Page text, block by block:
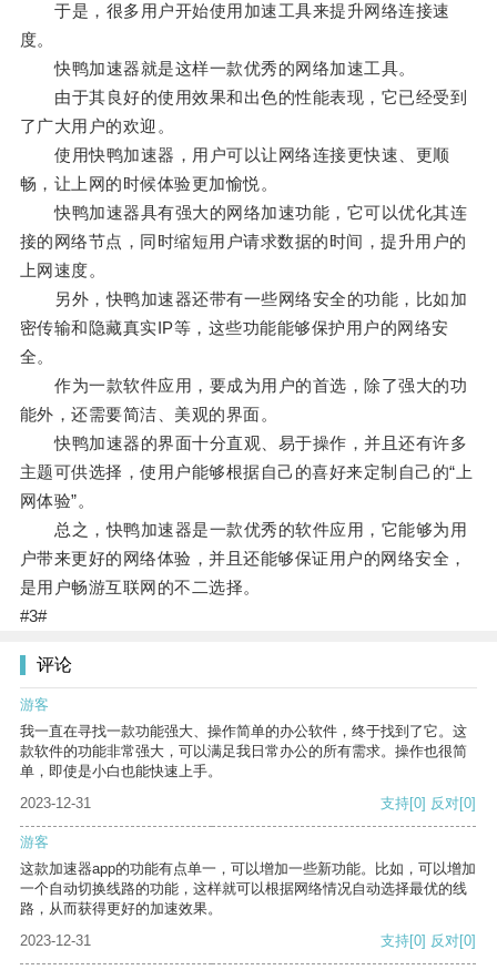
于是，很多用户开始使用加速工具来提升网络连接速
度。
快鸭加速器就是这样一款优秀的网络加速工具。
由于其良好的使用效果和出色的性能表现，它已经受到
了广大用户的欢迎。
使用快鸭加速器，用户可以让网络连接更快速、更顺
畅，让上网的时候体验更加愉悦。
快鸭加速器具有强大的网络加速功能，它可以优化其连
接的网络节点，同时缩短用户请求数据的时间，提升用户的
上网速度。
另外，快鸭加速器还带有一些网络安全的功能，比如加
密传输和隐藏真实IP等，这些功能能够保护用户的网络安
全。
作为一款软件应用，要成为用户的首选，除了强大的功
能外，还需要简洁、美观的界面。
快鸭加速器的界面十分直观、易于操作，并且还有许多
主题可供选择，使用户能够根据自己的喜好来定制自己的“上
网体验”。
总之，快鸭加速器是一款优秀的软件应用，它能够为用
户带来更好的网络体验，并且还能够保证用户的网络安全，
是用户畅游互联网的不二选择。
#3#
评论
游客
我一直在寻找一款功能强大、操作简单的办公软件，终于找到了它。这
款软件的功能非常强大，可以满足我日常办公的所有需求。操作也很简
单，即使是小白也能快速上手。
2023-12-31
支持[0] 反对[0]
游客
这款加速器app的功能有点单一，可以增加一些新功能。比如，可以增加
一个自动切换线路的功能，这样就可以根据网络情况自动选择最优的线
路，从而获得更好的加速效果。
2023-12-31
支持[0] 反对[0]